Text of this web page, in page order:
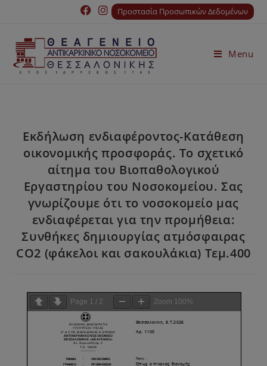
Προστασία Προσωπικών Δεδομένων
Menu
Εκδήλωση ενδιαφέροντος-Κατάθεση
οικονομικής προσφοράς. Το σχετικό
αίτημα του Bιοπαθολογικού
Εργαστηρίου του Νοσοκομείου. Σας
γνωρίζουμε ότι το νοσοκομείο μας
ενδιαφέρεται για την προμήθεια:
Συνθήκες δημιουργίας ατμόσφαιρας
CO2 (φάκελοι και σακουλάκια) Τεμ.400
Page 1 / 2 Zoom 100%